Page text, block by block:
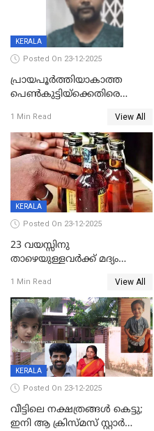
KERALA
Posted On 23-12-2025
പ്രായപൂർത്തിയാകാത്ത
പെൺകുട്ടിയ്ക്കെതിരെ
59 വർഷം തടവും 90,൦൦൦ രൂപ
പിഴയും ശിക്ഷ
1 Min Read View All
KERALA
Posted On 23-12-2025
23 വയസ്സിനു
താഴെയുള്ളവർക്ക് മദ്യം
നടപടി;സ്ഥാപനങ്ങൾക്കെതിരെ
രണ്ട് കേസുകൾ
1 Min Read View All
KERALA
Posted On 23-12-2025
വീട്ടിലെ നക്ഷത്രങ്ങൾ കെട്ടു;
ഇനി ആ ക്രിസ്മസ് സ്റ്റാർ